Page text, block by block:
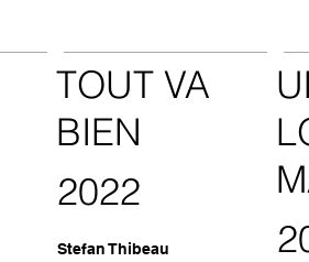
TOUT VA
BIEN
2022
Stefan Thibeau